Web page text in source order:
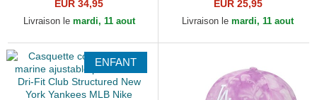
Structured Square Bill Los...
EUR 34,95
Livraison le mardi, 11 aout
Square Bill Los...
EUR 25,95
Livraison le mardi, 11 aout
ENFANT